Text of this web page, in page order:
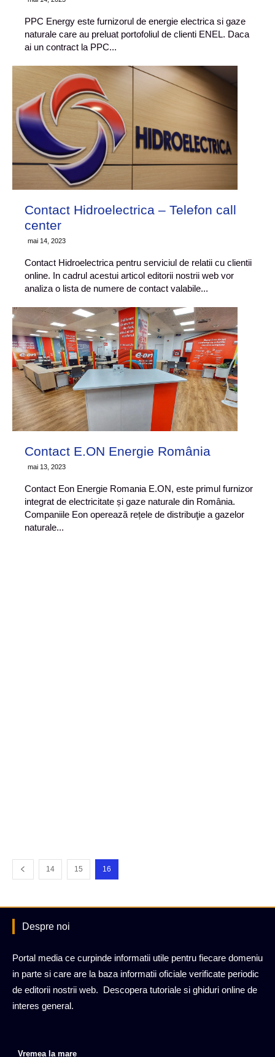
PPC Energy este furnizorul de energie electrica si gaze
naturale care au preluat portofoliul de clienti ENEL. Daca
ai un contract la PPC...
Contact Hidroelectrica – Telefon call
center
mai 14, 2023
Contact Hidroelectrica pentru serviciul de relatii cu clientii
online. In cadrul acestui articol editorii nostrii web vor
analiza o lista de numere de contact valabile...
Contact E.ON Energie România
mai 13, 2023
Contact Eon Energie Romania E.ON, este primul furnizor
integrat de electricitate și gaze naturale din România.
Companiile Eon operează rețele de distribuţie a gazelor
naturale...
14 15 16
Despre noi
Portal media ce curpinde informatii utile pentru fiecare domeniu
in parte si care are la baza informatii oficiale verificate periodic
de editorii nostrii web. Descopera tutoriale si ghiduri online de
interes general.
Vremea la mare